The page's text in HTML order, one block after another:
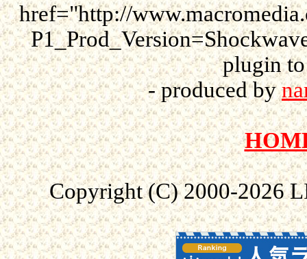
href="http://
plugin
- produced by
Copyright (C) 2000-2026